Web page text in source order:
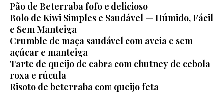
Pão de Beterraba fofo e delicioso
Bolo de Kiwi Simples e Saudável — Húmido, Fácil
e Sem Manteiga
Crumble de maça saudável com aveia e sem
açúcar e manteiga
Tarte de queijo de cabra com chutney de cebola
roxa e rúcula
Risoto de beterraba com queijo feta